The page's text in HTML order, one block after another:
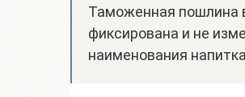
Таможенная пошлина
фиксирована и не
наименования